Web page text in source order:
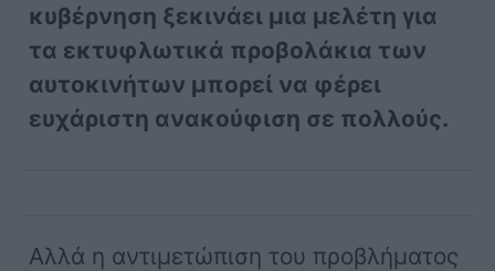
κυβέρνηση ξεκινάει μια μελέτη για
τα εκτυφλωτικά προβολάκια των
αυτοκινήτων μπορεί να φέρει
ευχάριστη ανακούφιση σε πολλούς.
Αλλά η αντιμετώπιση του προβλήματος